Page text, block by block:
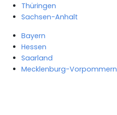
Thüringen
Sachsen-Anhalt
Bayern
Hessen
Saarland
Mecklenburg-Vorpommern